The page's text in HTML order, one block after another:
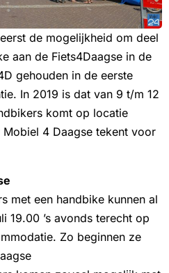
de mogelijkheid om deel
aan de Fiets4Daagse in de
gehouden in de eerste
In 2019 is dat van 9 t/m 12
komt op locatie
4 Daagse tekent voor
met een handbike kunnen al
19.00 ’s avonds terecht op
Zo beginnen ze